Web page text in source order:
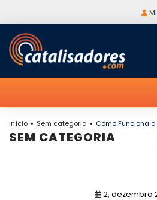
Início Sem categoria Como Funciona
SEM CATEGORIA
2, dezembro